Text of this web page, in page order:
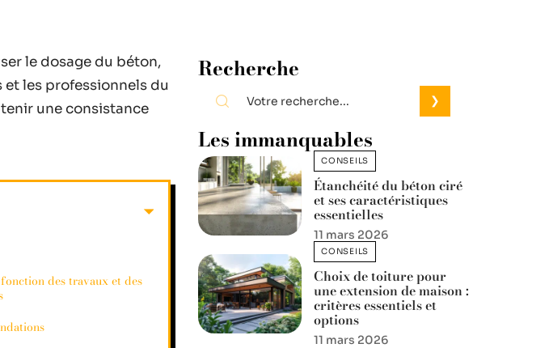
le dosage du béton,
les professionnels du
une consistance
des travaux et des
Recherche
Les immanquables
CONSEILS
Étanchéité du béton ciré
et ses caractéristiques
essentielles
11 mars 2026
CONSEILS
Choix de toiture pour
une extension de maison :
critères essentiels et
options
11 mars 2026